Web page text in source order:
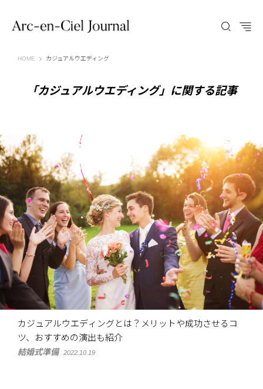
HOME Arc-en-Ciel Journal（アルカンシエル ジャーナル）
カジュアルウエディング
「カジュアルウエディング」に関する記事
カジュアルウエディングとは？メリットや成功させるコ
ツ、おすすめの演出も紹介
結婚式準備 2022.10.19